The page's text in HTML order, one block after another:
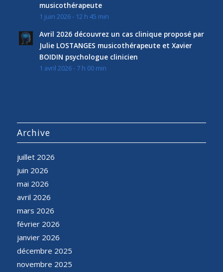
musicothérapeute
1 juin 2026 - 12 h 45 min
Avril 2026 découvrez un cas clinique proposé par
Julie LOSTANGES musicothérapeute et Xavier
BOIDIN psychologue clinicien
1 avril 2026 - 7 h 00 min
Archive
juillet 2026
juin 2026
mai 2026
avril 2026
mars 2026
février 2026
janvier 2026
décembre 2025
novembre 2025